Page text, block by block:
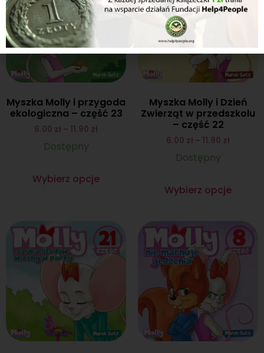
Myszka Molly i przygoda
ekologiczna – część 23
6.00 zł – 11.90 zł
Dostępny
Wybierz opcje
Myszka Molly i Dzień
Zwierząt w przedszkolu
– część 22
6.00 zł – 11.90 zł
Dostępny
Wybierz opcje